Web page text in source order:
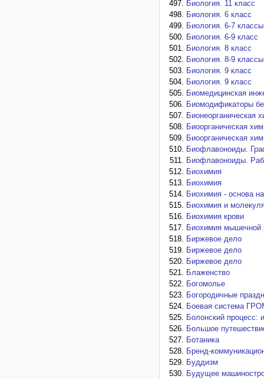
Биология. 11 класс
Биология. 6 класс
Биология. 6-7 классы
Биология. 6-9 класс
Биология. 8 класс
Биология. 8-9 классы
Биология. 9 класс
Биология. 9 класс
Биомедицинская
Биомодификаторы
Бионеорганическая
Биоорганическая
Биоорганическая
Биофлавоноиды.
Биофлавоноиды.
Биохимия
Биохимия
Биохимия - основа
Биохимия и
Биохимия крови
Биохимия мышечной
Биржевое дело
Биржевое дело
Биржевое дело
Блаженство
Богомолье
Богородичные
Боевая система
Болонский процесс:
Большое
Ботаника
Бренд-
Буддизм
Будущее